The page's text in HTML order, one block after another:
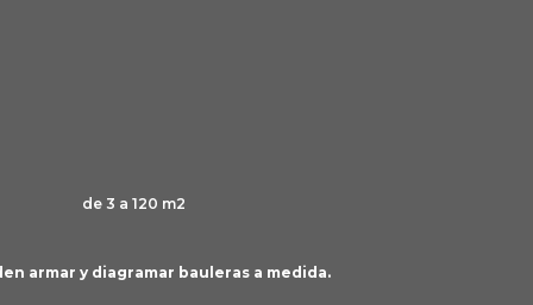
de 3 a 120 m2
armar y diagramar bauleras a medida.